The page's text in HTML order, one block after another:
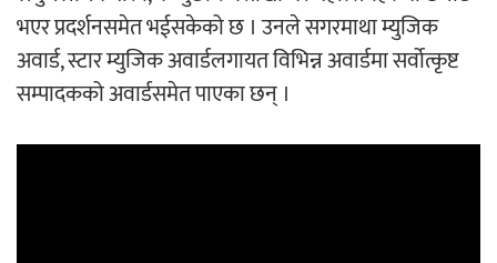
भएर प्रदर्शनसमेत भईसकेको छ । उनले सगरमाथा म्युजिक
अवार्ड, स्टार म्युजिक अवार्डलगायत विभिन्न अवार्डमा सर्वोत्कृष्ट
सम्पादकको अवार्डसमेत पाएका छन् ।